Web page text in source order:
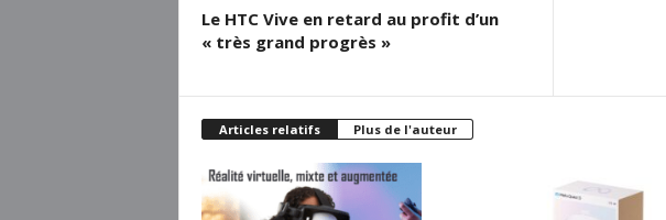
Le HTC Vive en retard au profit d’un
« très grand progrès »
Articles relatifs Plus de l'auteur